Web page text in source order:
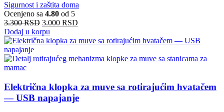
Sigurnost i zaštita doma
Ocenjeno sa 4.80 od 5
3.300RSD 3.000 RSD
Dodaj u korpu
Električna klopka za muve sa rotirajućim hvatačem
— USB napajanje